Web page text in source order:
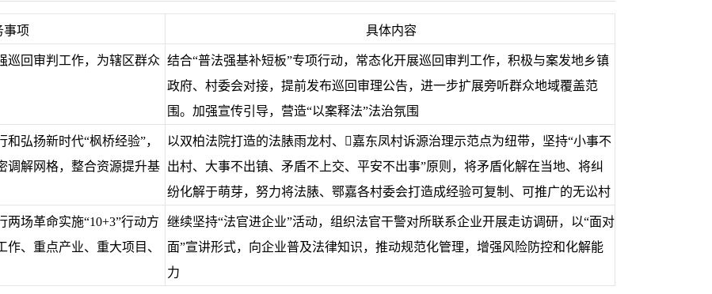
事项 具体内容
巡回审判工作，为辖区群众 结合“普法强基补短板”专项行动，常态化开展巡回审判工作，积极与案发地乡镇
政府、村委会对接，提前发布巡回审理公告，进一步扩展旁听群众地域覆盖范
围。加强宣传引导，营造“以案释法”法治氛围
弘扬新时代“枫桥经验”，
调解网格，整合资源提升基
以双柏法院打造的法脿雨龙村、嘉东凤村诉源治理示范点为纽带，坚持“小事不
出村、大事不出镇、矛盾不上交、平安不出事”原则，将矛盾化解在当地、将纠
纷化解于萌芽，努力将法脿、鄂嘉各村委会打造成经验可复制、可推广的无讼村
场革命实施“10+3”行动方
、重点产业、重大项目、
继续坚持“法官进企业”活动，组织法官干警对所联系企业开展走访调研，以“面对
面”宣讲形式，向企业普及法律知识，推动规范化管理，增强风险防控和化解能
力